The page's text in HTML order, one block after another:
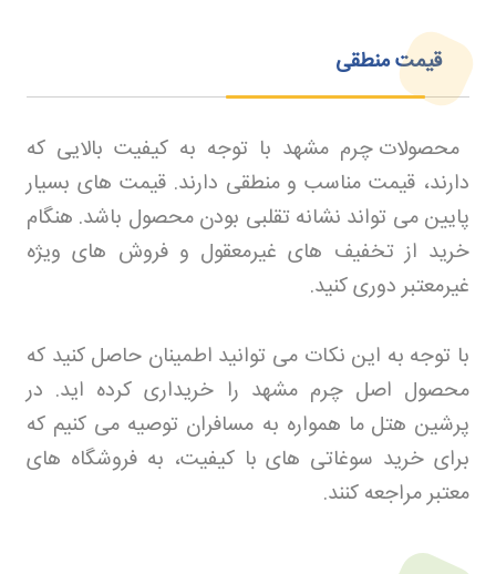
قیمت منطقی
محصولات چرم مشهد با توجه به کیفیت بالایی که
دارند، قیمت مناسب و منطقی دارند. قیمت های بسیار
پایین می تواند نشانه تقلبی بودن محصول باشد. هنگام
خرید از تخفیف های غیرمعقول و فروش های ویژه
غیرمعتبر دوری کنید.
با توجه به این نکات می توانید اطمینان حاصل کنید که
محصول اصل چرم مشهد را خریداری کرده اید. در
پرشین هتل ما همواره به مسافران توصیه می کنیم که
برای خرید سوغاتی های با کیفیت، به فروشگاه های
معتبر مراجعه کنند.